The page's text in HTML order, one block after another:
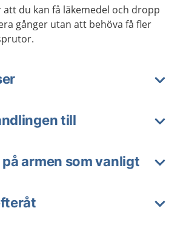
du kan få läkemedel och dropp
gånger utan att behöva få fler
till
på armen som vanligt